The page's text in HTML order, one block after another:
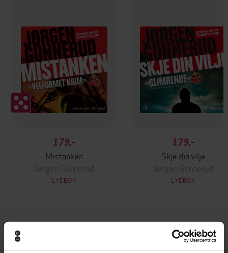
179,-
Mistanken
Jørgen Gunnerud
LYDBOK
179,-
Skje din vilje
Jørgen Gunnerud
LYDBOK
Andre har også kjøpt